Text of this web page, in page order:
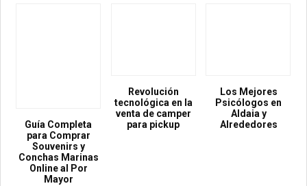
Guía Completa
para Comprar
Souvenirs y
Conchas Marinas
Online al Por
Mayor
Revolución
tecnológica en la
venta de camper
para pickup
Los Mejores
Psicólogos en
Aldaia y
Alrededores